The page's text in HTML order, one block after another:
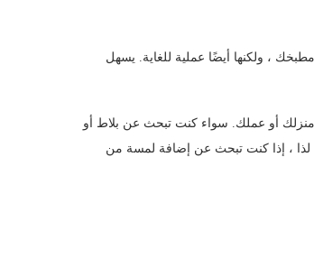
، ولكنها أيضًا عملية للغاية. يسهل
منزلك أو عملك. سواء كنت تبحث عن بلاط أو
لذا ، إذا كنت تبحث عن إضافة لمسة من